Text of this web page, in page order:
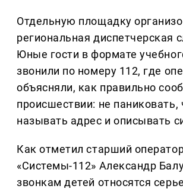
Отдельную площадку
региональная диспетчерская
Юные гости в формате
звонили по номеру 112, где
объясняли, как правильно
происшествии: не паниковать,
называть адрес и описывать
Как отметил старший
«Системы-112» Александр
звонкам детей относятся